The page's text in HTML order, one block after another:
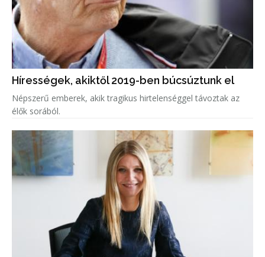
Hírességek, akiktől 2019-ben búcsúztunk el
Népszerű emberek, akik tragikus hirtelenséggel távoztak az
élők sorából.